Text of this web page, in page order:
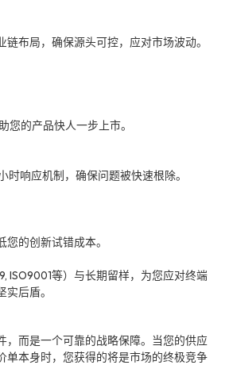
链布局，确保源头可控，应对市场波动。
您的产品快人一步上市。
时响应机制，确保问题被快速根除。
的创新试错成本。
ISO9001等）与长期留样，为您应对终端
后盾。
，而是一个可靠的战略保障。当您的供应
单本身时，您获得的将是市场的终极竞争